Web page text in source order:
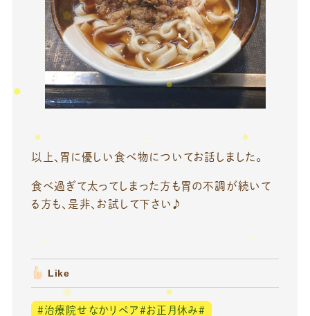
以上、胃に優しい食べ物についてお話しました。
食べ過ぎて太ってしまった方も胃の不調が続いて
る方も、是非、お試して下さい♪
Like
＃治療院せなかリペア＃お正月休み＃